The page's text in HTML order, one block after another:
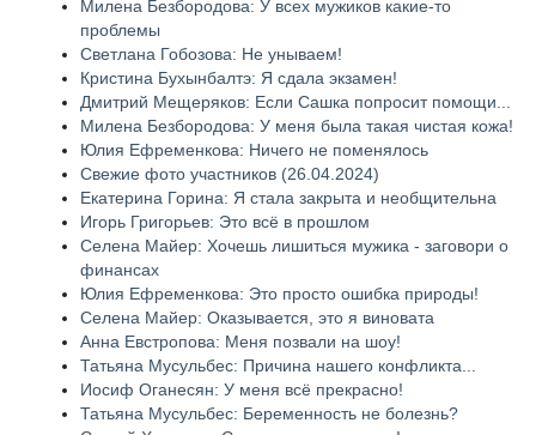
Милена Безбородова: У всех мужиков какие-то
проблемы
Светлана Гобозова: Не унываем!
Кристина Бухынбалтэ: Я сдала экзамен!
Дмитрий Мещеряков: Если Сашка попросит помощи...
Милена Безбородова: У меня была такая чистая кожа!
Юлия Ефременкова: Ничего не поменялось
Свежие фото участников (26.04.2024)
Екатерина Горина: Я стала закрыта и необщительна
Игорь Григорьев: Это всё в прошлом
Селена Майер: Хочешь лишиться мужика - заговори о
финансах
Юлия Ефременкова: Это просто ошибка природы!
Селена Майер: Оказывается, это я виновата
Анна Евстропова: Меня позвали на шоу!
Татьяна Мусульбес: Причина нашего конфликта...
Иосиф Оганесян: У меня всё прекрасно!
Татьяна Мусульбес: Беременность не болезнь?